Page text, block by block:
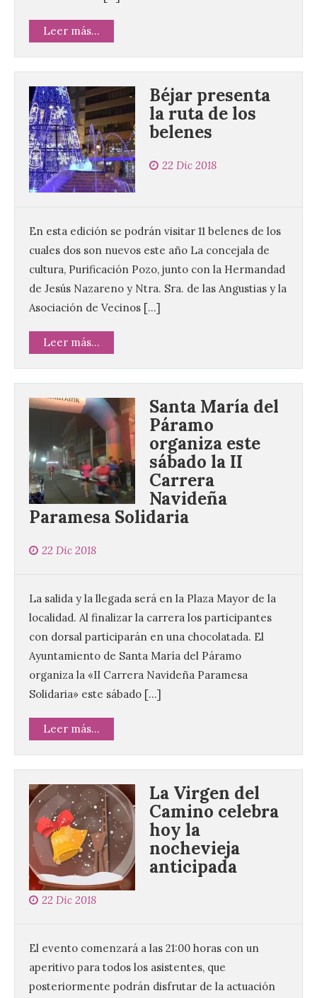
Leer más...
Béjar presenta
la ruta de los
belenes
22 Dic 2018
En esta edición se podrán visitar 11 belenes de los
cuales dos son nuevos este año La concejala de
cultura, Purificación Pozo, junto con la Hermandad
de Jesús Nazareno y Ntra. Sra. de las Angustias y la
Asociación de Vecinos […]
Leer más...
Santa María del
Páramo
organiza este
sábado la II
Carrera
Navideña
Paramesa Solidaria
22 Dic 2018
La salida y la llegada será en la Plaza Mayor de la
localidad. Al finalizar la carrera los participantes
con dorsal participarán en una chocolatada. El
Ayuntamiento de Santa María del Páramo
organiza la «II Carrera Navideña Paramesa
Solidaria» este sábado […]
Leer más...
La Virgen del
Camino celebra
hoy la
nochevieja
anticipada
22 Dic 2018
El evento comenzará a las 21:00 horas con un
aperitivo para todos los asistentes, que
posteriormente podrán disfrutar de la actuación